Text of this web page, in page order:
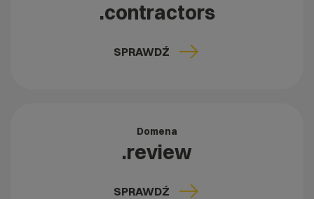
.contractors
SPRAWDŹ
Domena
.review
SPRAWDŹ